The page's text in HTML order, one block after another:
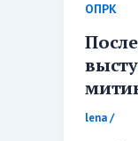
ОПРК
lena/